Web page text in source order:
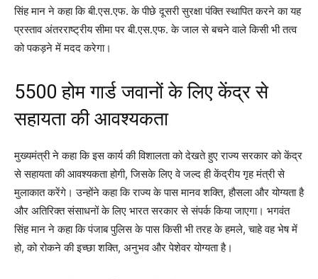
सिंह मान ने कहा कि बी.एस.एफ. के पीछे दूसरी सुरक्षा पंक्ति स्थापित करने का यह
प्रस्ताव अंतरराष्ट्रीय सीमा पर बी.एस.एफ. के जाल से बचने वाले किसी भी तत्व
को पकड़ने में मदद करेगा।
5500 होम गार्ड जवानों के लिए केंद्र से
सहायता की आवश्यकता
मुख्यमंत्री ने कहा कि इस कार्य की विशालता को देखते हुए राज्य सरकार को केंद्र
से सहायता की आवश्यकता होगी, जिसके लिए वे जल्द ही केंद्रीय गृह मंत्री से
मुलाकात करेंगे। उन्होंने कहा कि राज्य के पास मानव शक्ति, हौसला और योग्यता है
और अतिरिक्त संसाधनों के लिए भारत सरकार से संपर्क किया जाएगा। भगवंत
सिंह मान ने कहा कि पंजाब पुलिस के पास किसी भी तरह के हमले, चाहे वह भेष में
हो, को रोकने की इच्छा शक्ति, अनुभव और पेशेवर योग्यता है।